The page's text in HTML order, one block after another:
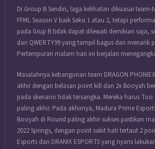
Di Group B Sendiri, laga kelihatan dikuasai
FFML Season V baik Seksi 1 atau 2, tetapi
pada Grup B tidak dapat dilewati demikian saja,
dan QWERTY99 yang tampil bagus dan menarik
Pertempuran malam hari ini berjalan
Masalahnya kebangunan team DRAGON
akhir dengan belasan point kill dan 2x Booyah
pada skenario tidak tersangka. Mereka harus
paling akhir. Pada akhirnya, Madura Prime
Booyah di Round paling akhir sukses pastikan
2022 Springs, dengan point sakit hati tertaut 2
Esports dan DRANIX ESPORTS yang nyaris